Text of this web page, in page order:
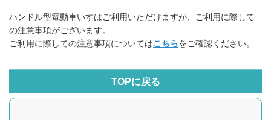
ハンドル型電動車いすはご利用いただけますが、ご利用に際して
の注意事項がございます。
ご利用に際しての注意事項についてはこちらをご確認ください。
TOPに戻る